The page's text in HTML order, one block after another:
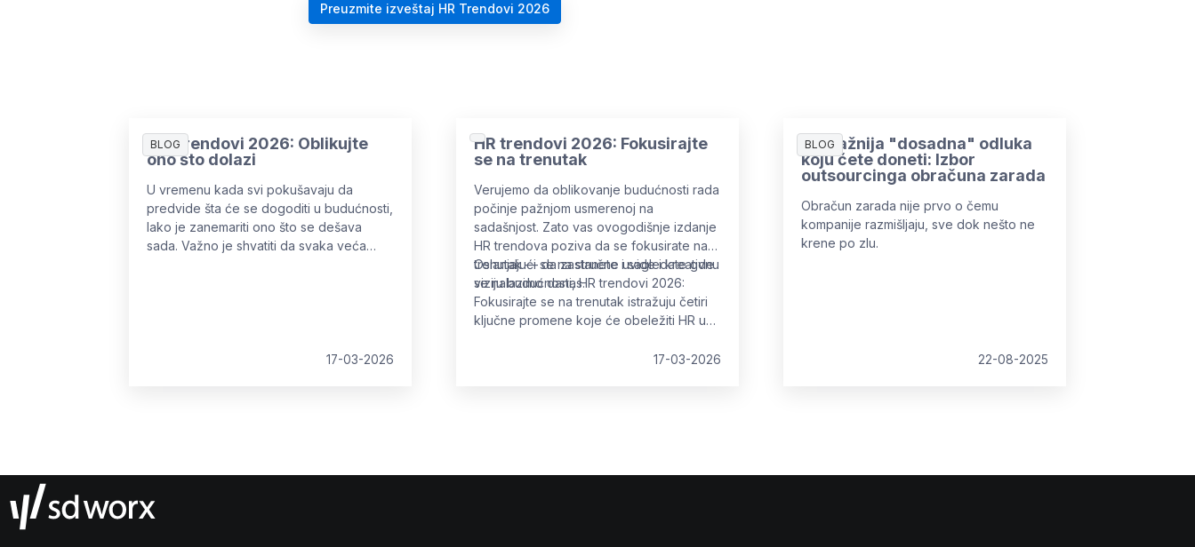
Preuzmite izveštaj HR Trendovi 2026
BLOG
HR Trendovi 2026: Oblikujte
ono što dolazi
U vremenu kada svi pokušavaju da
predvide šta će se dogoditi u budućnosti,
lako je zanemariti ono što se dešava
sada. Važno je shvatiti da svaka veća
17-03-2026
HR trendovi 2026: Fokusirajte
se na trenutak
Verujemo da oblikovanje budućnosti rada
počinje pažnjom usmerenoj na
sadašnjost. Zato vas ovogodišnje izdanje
HR trendova poziva da se fokusirate na
trenutak — da zastanete i sagledate gde
se nalazimo danas.
Oslanjajući se na stručne uvide i kreativnu
viziju budućnosti, HR trendovi 2026:
Fokusirajte se na trenutak istražuju četiri
ključne promene koje će obeležiti HR u
navigaciju promenama sa jasnoćom i17-03-2026
BLOG
Najvažnija "dosadna" odluka
koju ćete doneti: Izbor
outsourcinga obračuna zarada
Obračun zarada nije prvo o čemu
kompanije razmišljaju, sve dok nešto ne
krene po zlu.
22-08-2025